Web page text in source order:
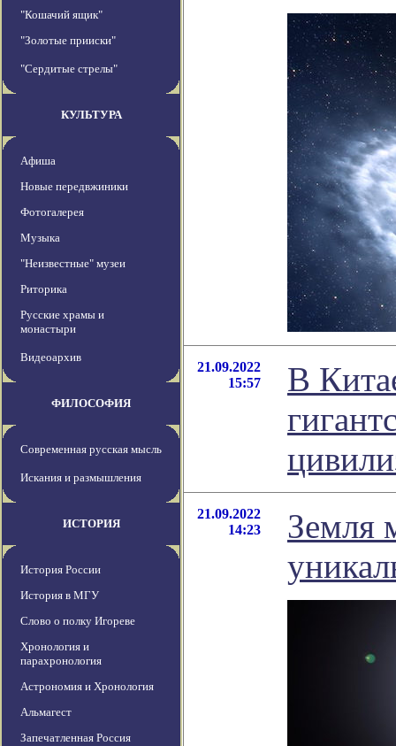
"Кошачий ящик"
"Золотые прииски"
"Сердитые стрелы"
КУЛЬТУРА
Афиша
Новые передвжиники
Фотогалерея
Музыка
"Неизвестные" музеи
Риторика
Русские храмы и
монастыри
Видеоархив
ФИЛОСОФИЯ
Современная русская мысль
Искания и размышления
ИСТОРИЯ
История России
История в МГУ
Слово о полку Игореве
Хронология и
парахронология
Астрономия и Хронология
Альмагест
Запечатленная Россия
21.09.2022
15:57
В
21.09.2022
14:23
Земля